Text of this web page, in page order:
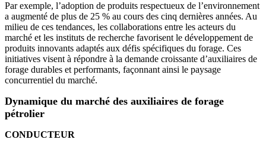
Par exemple, l’adoption de produits respectueux de l’environnement
a augmenté de plus de 25 % au cours des cinq dernières années. Au
milieu de ces tendances, les collaborations entre les acteurs du
marché et les instituts de recherche favorisent le développement de
produits innovants adaptés aux défis spécifiques du forage. Ces
initiatives visent à répondre à la demande croissante d’auxiliaires de
forage durables et performants, façonnant ainsi le paysage
concurrentiel du marché.
Dynamique du marché des auxiliaires de forage
pétrolier
CONDUCTEUR